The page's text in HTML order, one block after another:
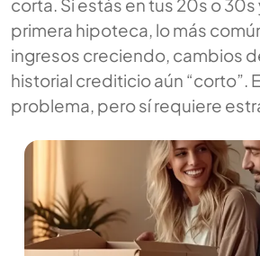
primera hipoteca, lo más
ingresos creciendo, cambios
historial crediticio aún “corto”.
problema, pero sí requiere